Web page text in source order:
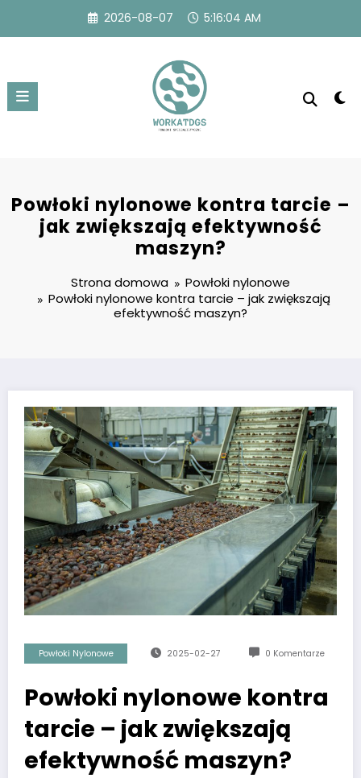
treści
2026-08-07 5:16:04 AM
Powłoki nylonowe kontra tarcie –
jak zwiększają efektywność
maszyn?
Strona domowa
Powłoki nylonowe
Powłoki nylonowe kontra tarcie – jak zwiększają
efektywność maszyn?
Powłoki Nylonowe 2025-02-27 0 Komentarze
Powłoki nylonowe kontra
tarcie – jak zwiększają
efektywność maszyn?